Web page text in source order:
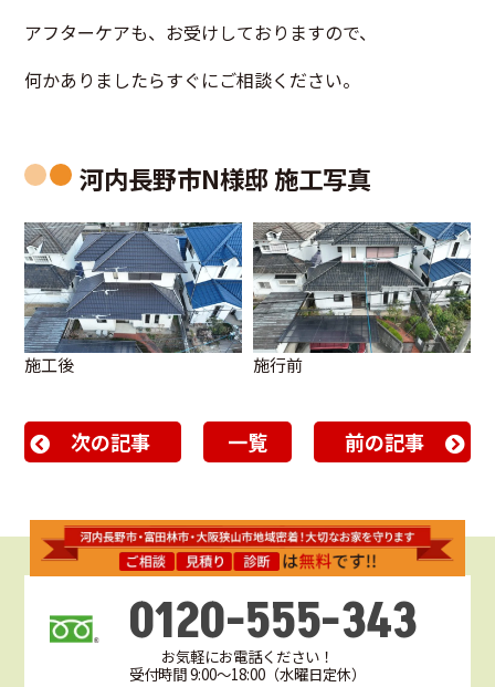
アフターケアも、お受けしておりますので、
何かありましたらすぐにご相談ください。
河内長野市N様邸 施工写真
施工後 施行前
次の記事 一覧 前の記事
0120-555-343
お気軽にお電話ください！
受付時間 9:00～18:00（水曜日定休）